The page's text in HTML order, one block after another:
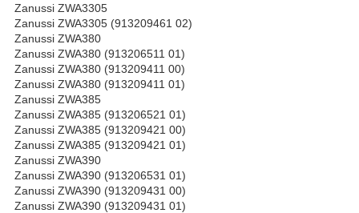
Zanussi ZWA3305
Zanussi ZWA3305 (913209461 02)
Zanussi ZWA380
Zanussi ZWA380 (913206511 01)
Zanussi ZWA380 (913209411 00)
Zanussi ZWA380 (913209411 01)
Zanussi ZWA385
Zanussi ZWA385 (913206521 01)
Zanussi ZWA385 (913209421 00)
Zanussi ZWA385 (913209421 01)
Zanussi ZWA390
Zanussi ZWA390 (913206531 01)
Zanussi ZWA390 (913209431 00)
Zanussi ZWA390 (913209431 01)